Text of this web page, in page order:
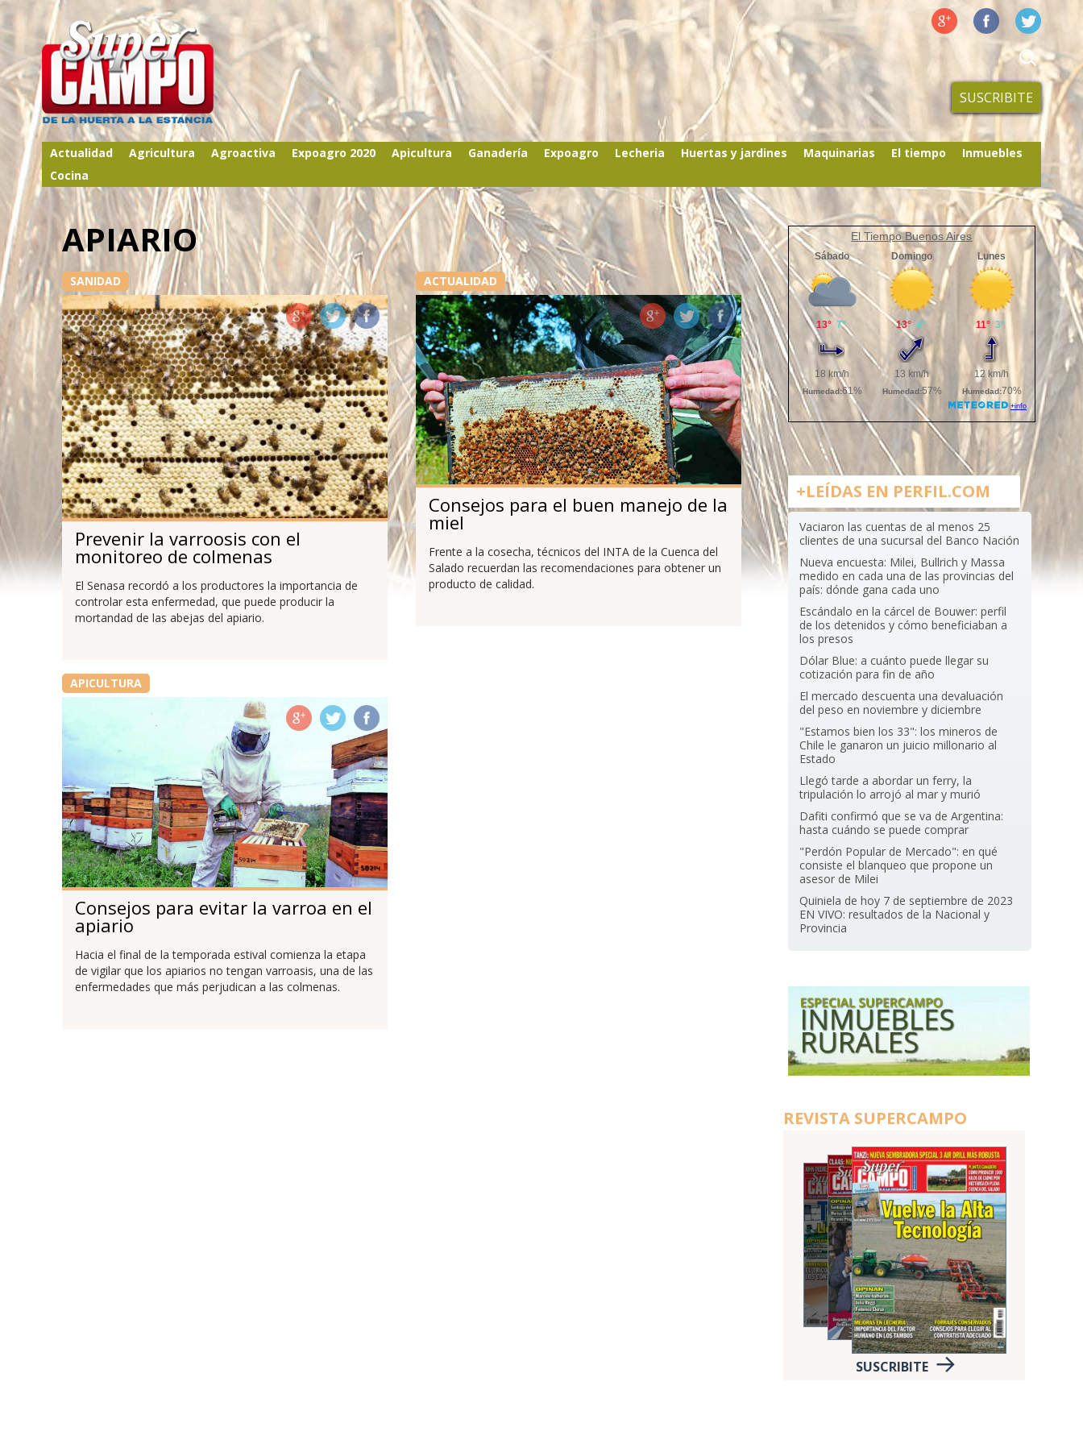
SUSCRIBITE
Actualidad Agricultura Agroactiva Expoagro 2020 Apicultura Ganadería Expoagro Lecheria Huertas y jardines Maquinarias El tiempo
Inmuebles
Cocina
APIARIO
SANIDAD
Prevenir la varroosis con el
monitoreo de colmenas
El Senasa recordó a los productores la importancia de
controlar esta enfermedad, que puede producir la
mortandad de las abejas del apiario.
ACTUALIDAD
Consejos para el buen manejo de la
miel
Frente a la cosecha, técnicos del INTA de la Cuenca del
Salado recuerdan las recomendaciones para obtener un
producto de calidad.
APICULTURA
Consejos para evitar la varroa en el
apiario
Hacia el final de la temporada estival comienza la etapa
de vigilar que los apiarios no tengan varroasis, una de las
enfermedades que más perjudican a las colmenas.
El Tiempo Buenos Aires
+LEÍDAS EN PERFIL.COM
Vaciaron las cuentas de al menos 25
clientes de una sucursal del Banco Nación
Nueva encuesta: Milei, Bullrich y Massa
medido en cada una de las provincias del
país: dónde gana cada uno
Escándalo en la cárcel de Bouwer: perfil
de los detenidos y cómo beneficiaban a
los presos
Dólar Blue: a cuánto puede llegar su
cotización para fin de año
El mercado descuenta una devaluación
del peso en noviembre y diciembre
"Estamos bien los 33": los mineros de
Chile le ganaron un juicio millonario al
Estado
Llegó tarde a abordar un ferry, la
tripulación lo arrojó al mar y murió
Dafiti confirmó que se va de Argentina:
hasta cuándo se puede comprar
"Perdón Popular de Mercado": en qué
consiste el blanqueo que propone un
asesor de Milei
Quiniela de hoy 7 de septiembre de 2023
EN VIVO: resultados de la Nacional y
Provincia
REVISTA SUPERCAMPO
SUSCRIBITE